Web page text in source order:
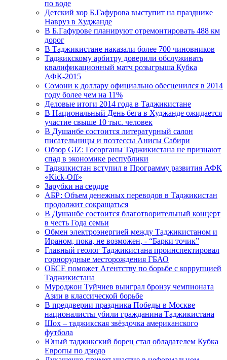
по воде
Детский хор Б.Гафурова выступит на празднике
Навруз в Худжанде
В Б.Гафурове планируют отремонтировать 488 км
дорог
В Таджикистане наказали более 700 чиновников
Таджикскому арбитру доверили обслуживать
квалификационный матч розыгрыша Кубка
АФК-2015
Сомони к доллару официально обесценился в 2014
году более чем на 11%
Деловые итоги 2014 года в Таджикистане
В Национальный День бега в Худжанде ожидается
участие свыше 10 тыс. человек
В Душанбе состоится литературный салон
писательницы и поэтессы Анисы Сабири
Обзор GIZ: Госорганы Таджикистана не признают
спад в экономике республики
Таджикистан вступил в Программу развития АФК
«Kick-Off»
Зарубки на сердце
АБР: Объем денежных переводов в Таджикистан
продолжит сокращаться
В Душанбе состоится благотворительный концерт
в честь Года семьи
Обмен электроэнергией между Таджикистаном и
Ираном, пока, не возможен, - “Барки точик”
Главный геолог Таджикистана проинспектировал
горнорудные месторождения ГБАО
ОБСЕ поможет Агентству по борьбе с коррупцией
Таджикистана
Муроджон Туйчиев выиграл бронзу чемпионата
Азии в классической борьбе
В преддверии праздника Победы в Москве
националисты убили гражданина Таджикистана
Шох – таджикская звёздочка американского
футбола
Юный таджикский борец стал обладателем Кубка
Европы по дзюдо